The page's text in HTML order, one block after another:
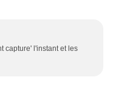
capture' l'instant et les